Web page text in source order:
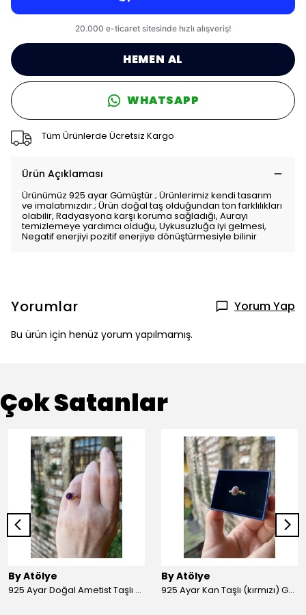
HEMEN AL
WHATSAPP
Tüm Ürünlerde Ücretsiz Kargo
Ürün Açıklaması
Ürünümüz 925 ayar Gümüştür.; Ürünlerimiz kendi tasarım
ve imalatımızdır.; Ürün doğal taş olduğundan ton farklılıkları
olabilir, Radyasyona karşı koruma sağladığı, Aurayı
temizlemeye yardımcı olduğu, Uykusuzluğa iyi gelmesi,
Negatif enerjiyi pozitif enerjiye dönüştürmesiyle bilinir
Yorumlar Yorum Yap
Bu ürün için henüz yorum yapılmamış.
Çok Satanlar
By Atölye
925 Ayar Doğal Ametist Taşlı Yuvarlak Gümüş Yüzük
By Atölye
925 Ayar Kan Taşlı (kırmızı) Gümüş Yüzük